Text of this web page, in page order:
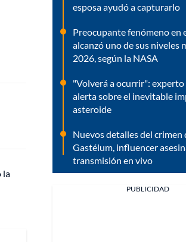
la
esposa ayudó a capturarlo
Preocupante fenómeno en
alcanzó uno de sus niveles
2026, según la NASA
"Volverá a ocurrir": experto
alerta sobre el inevitable
asteroide
Nuevos detalles del crimen
Gastélum, influencer
transmisión en vivo
PUBLICIDAD